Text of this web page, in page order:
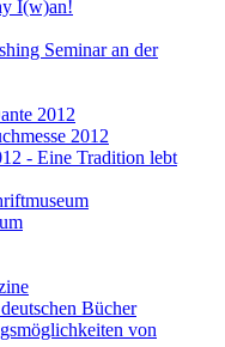
I(w)an!
Seminar an der
2012
2012
- Eine Tradition lebt
Bücher
von